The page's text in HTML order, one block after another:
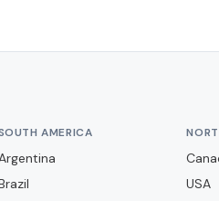
AMERICA
USA